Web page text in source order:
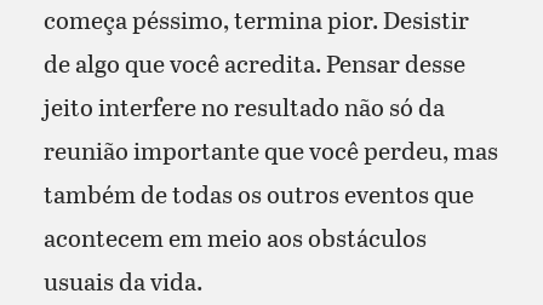
começa péssimo, termina pior. Desistir
de algo que você acredita. Pensar desse
jeito interfere no resultado não só da
reunião importante que você perdeu, mas
também de todas os outros eventos que
acontecem em meio aos obstáculos
usuais da vida.